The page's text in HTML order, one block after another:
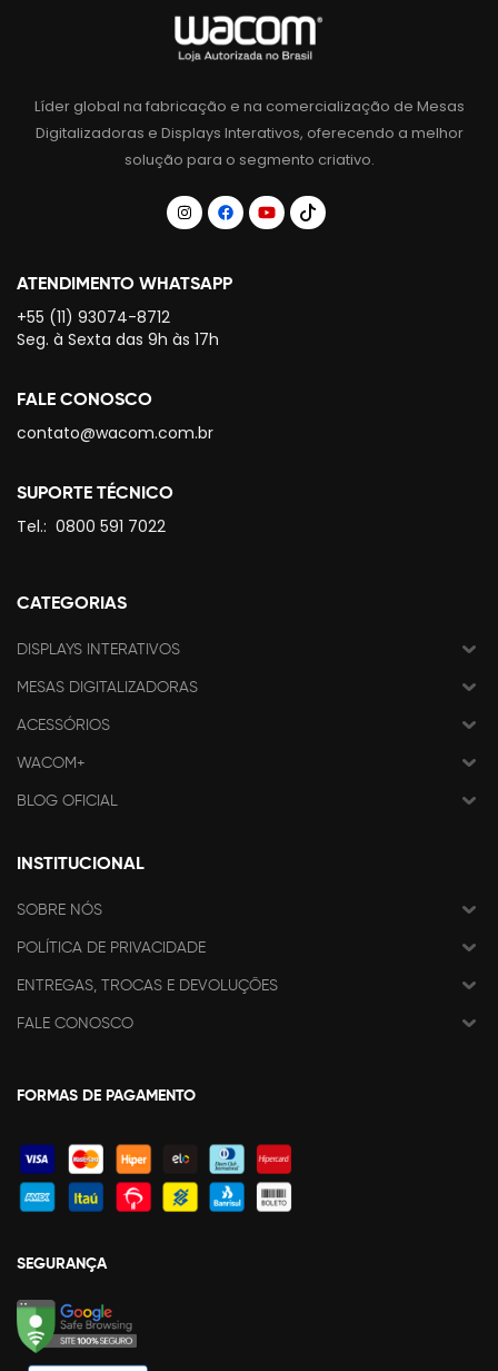
Líder global na fabricação e na comercialização de Mesas
Digitalizadoras e Displays Interativos, oferecendo a melhor
solução para o segmento criativo.
ATENDIMENTO WHATSAPP
+55 (11) 93074-8712
Seg. à Sexta das 9h às 17h
FALE CONOSCO
contato@wacom.com.br
SUPORTE TÉCNICO
Tel.: 0800 591 7022
CATEGORIAS
DISPLAYS INTERATIVOS
MESAS DIGITALIZADORAS
ACESSÓRIOS
WACOM+
BLOG OFICIAL
INSTITUCIONAL
SOBRE NÓS
POLÍTICA DE PRIVACIDADE
ENTREGAS, TROCAS E DEVOLUÇÕES
FALE CONOSCO
FORMAS DE PAGAMENTO
SEGURANÇA